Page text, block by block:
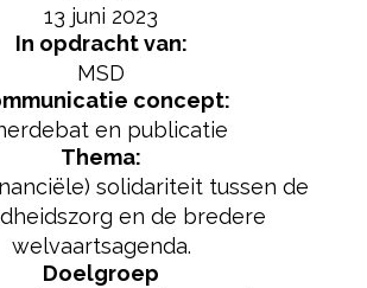
13 juni 2023
In opdracht van:
MSD
concept:
en publicatie
Thema:
solidariteit tussen de
en de bredere
welvaartsagenda.
Doelgroep